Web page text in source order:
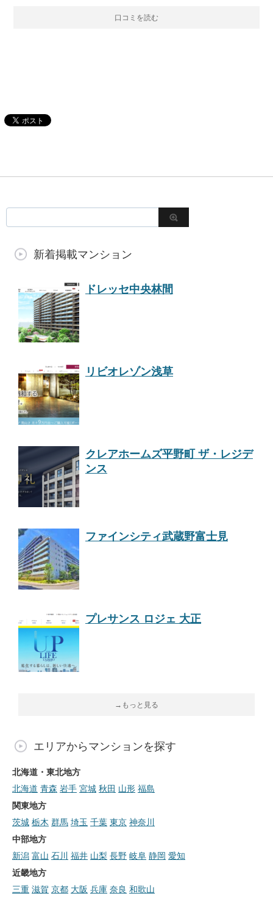
口コミを読む
新着掲載マンション
ドレッセ中央林間
リビオレゾン浅草
クレアホームズ平野町 ザ・レジデ
ンス
ファインシティ武蔵野富士見
プレサンス ロジェ 大正
→もっと見る
エリアからマンションを探す
北海道・東北地方
北海道 青森 岩手 宮城 秋田 山形 福島
関東地方
茨城 栃木 群馬 埼玉 千葉 東京 神奈川
中部地方
新潟 富山 石川 福井 山梨 長野 岐阜 静岡 愛知
近畿地方
三重 滋賀 京都 大阪 兵庫 奈良 和歌山